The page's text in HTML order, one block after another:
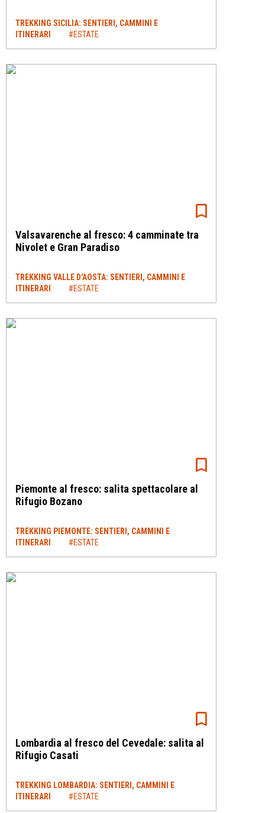
TREKKING SICILIA: SENTIERI, CAMMINI E
ITINERARI
#ESTATE
Valsavarenche al fresco: 4 camminate tra
Nivolet e Gran Paradiso
TREKKING VALLE D'AOSTA: SENTIERI, CAMMINI E
ITINERARI
#ESTATE
Piemonte al fresco: salita spettacolare al
Rifugio Bozano
TREKKING PIEMONTE: SENTIERI, CAMMINI E
ITINERARI
#ESTATE
Lombardia al fresco del Cevedale: salita al
Rifugio Casati
TREKKING LOMBARDIA: SENTIERI, CAMMINI E
ITINERARI
#ESTATE